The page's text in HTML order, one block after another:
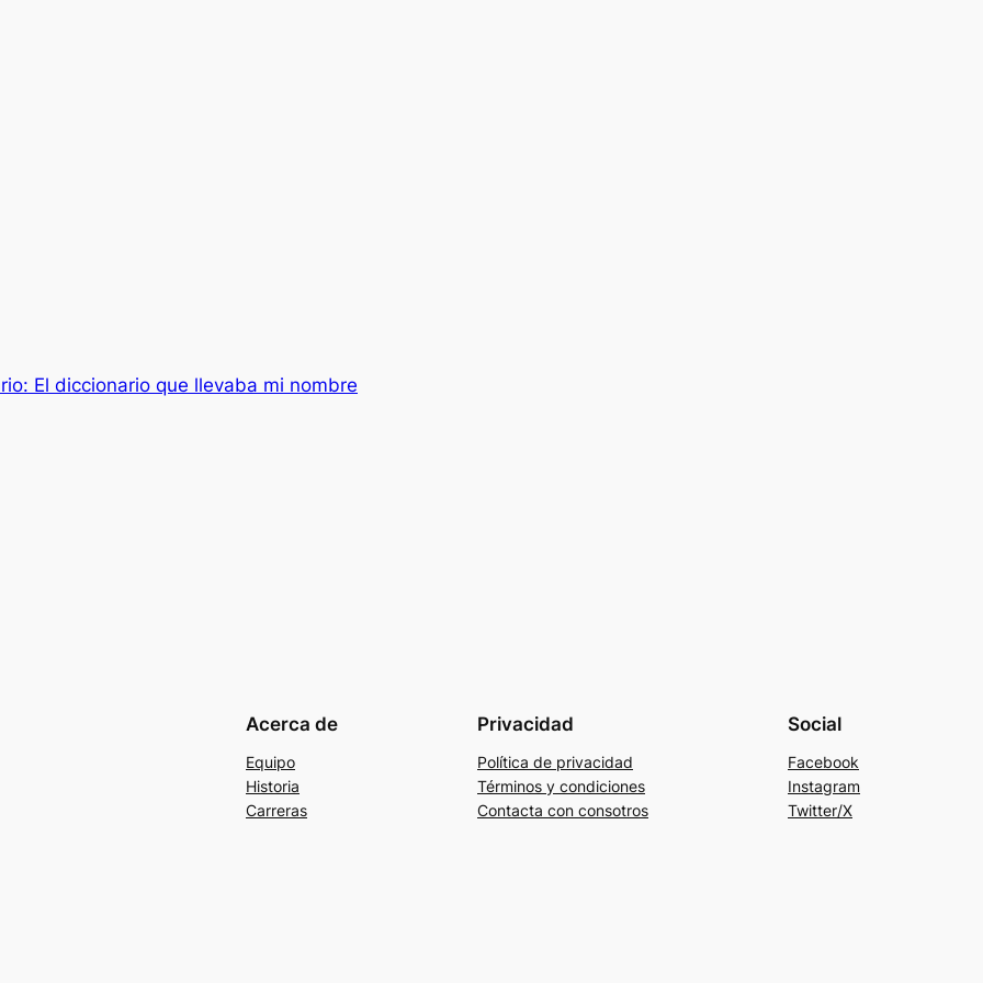
El diccionario que llevaba mi nombre
Acerca de
Equipo
Historia
Carreras
Privacidad
Política de privacidad
Términos y condiciones
Contacta con consotros
Social
Facebook
Instagram
Twitter/X